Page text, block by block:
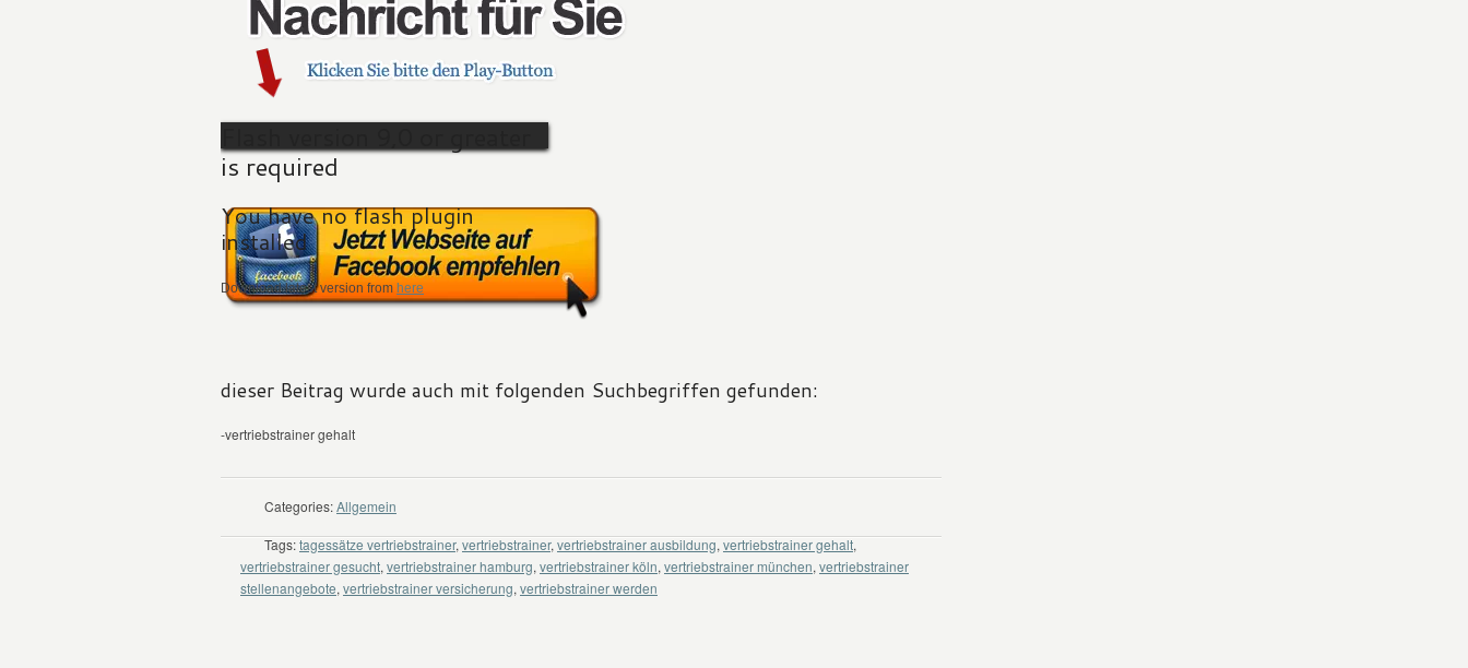
is required
You have no flash plugin
installed
Download latest version from here
dieser Beitrag wurde auch mit folgenden Suchbegriffen gefunden:
-vertriebstrainer gehalt
Categories:Allgemein
Tags:tagessätze vertriebstrainer, vertriebstrainer, vertriebstrainer ausbildung, vertriebstrainer gehalt,
vertriebstrainer gesucht, vertriebstrainer hamburg, vertriebstrainer köln, vertriebstrainer münchen, vertriebstrainer
stellenangebote, vertriebstrainer versicherung, vertriebstrainer werden